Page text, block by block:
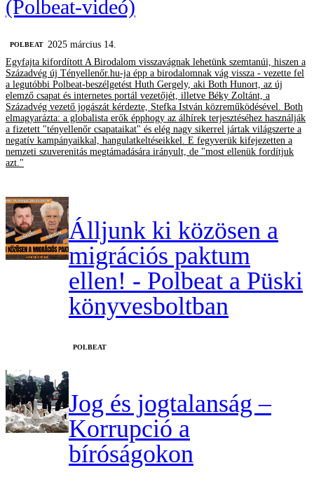
(Polbeat-videó)
‎POLBEAT
2025 március 14.
Egyfajta kifordított A Birodalom visszavágnak lehetünk szemtanúi, hiszen a
Századvég új Tényellenőr.hu-ja épp a birodalomnak vág vissza - vezette fel
a legutóbbi Polbeat-beszélgetést Huth Gergely, aki Both Hunort, az új
elemző csapat és internetes portál vezetőjét, illetve Béky Zoltánt, a
Századvég vezető jogászát kérdezte, Stefka István közreműködésével. Both
elmagyarázta: a globalista erők épphogy az álhírek terjesztéséhez használják
a fizetett "tényellenőr csapataikat" és elég nagy sikerrel jártak világszerte a
negatív kampányaikkal, hangulatkeltéseikkel. E fegyverük kifejezetten a
nemzeti szuverenitás megtámadására irányult, de "most ellenük fordítjuk
azt."
Álljunk ki közösen a
migrációs paktum
ellen! - Polbeat a Püski
könyvesboltban
‎POLBEAT
Jog és jogtalanság –
Korrupció a
bíróságokon